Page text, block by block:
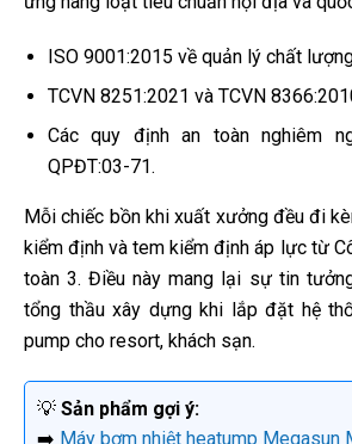
ISO 9001:2015 về quản lý chất
TCVN 8251:2021 và TCVN
Các quy định an toàn nghiêm
QPĐT:03-71.
Mỗi chiếc bồn khi xuất xưởng đều đi
kiểm định và tem kiểm định áp lực từ
toàn 3. Điều này mang lại sự tin
tổng thầu xây dựng khi lắp đặt hệ
pump cho resort, khách sạn.
💡 Sản phẩm gợi ý:
➡️ Máy bơm nhiệt heatump Megasun